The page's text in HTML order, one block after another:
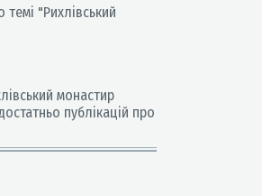
"Рихлівський
монастир
публікацій про